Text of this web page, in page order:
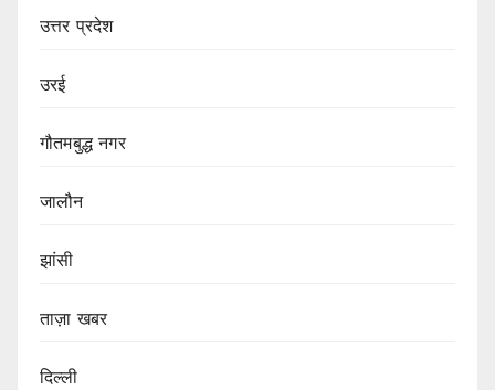
उत्तर प्रदेश
उरई
गौतमबुद्ध नगर
जालौन
झांसी
ताज़ा खबर
दिल्ली